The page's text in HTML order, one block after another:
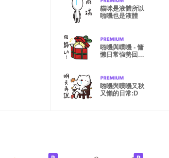
貓咪是液體所以
啪嘰也是液體
啪嘰與噗嘰 - 慵
懶日常強勢回
啪嘰與噗嘰又秋
又懶的日常:D